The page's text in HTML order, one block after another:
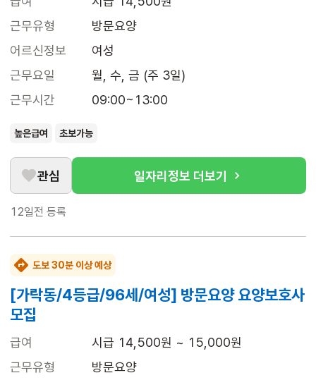
근무유형
방문요양
어르신정보
여성
근무요일
월, 수, 금 (주 3일)
근무시간
09:00~13:00
높은급여 초보가능
관심 일자리정보 더보기
12일전 등록
도보 30분 이상 예상
[가락동/4등급/96세/여성] 방문요양 요양보호사
모집
급여
시급 14,500원 ~ 15,000원
근무유형
방문요양